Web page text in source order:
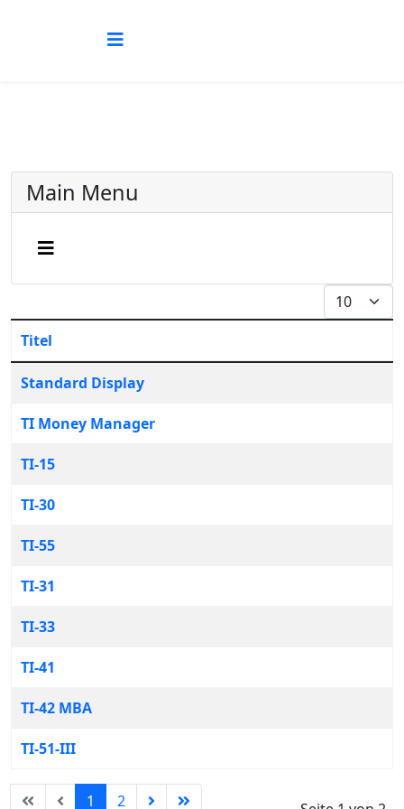
Main Menu
Anzeige #
Titel
Standard Display
TI Money Manager
TI-15
TI-30
TI-55
TI-31
TI-33
TI-41
TI-42 MBA
TI-51-III
1 2